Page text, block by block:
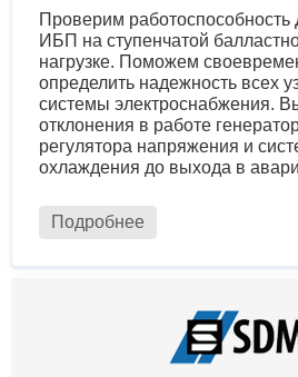
Проверим работоспособность
ИБП на ступенчатой
нагрузке. Поможем
определить надежность всех
системы электроснабжения.
отклонения в работе
регулятора напряжения и
охлаждения до выхода в
Подробнее